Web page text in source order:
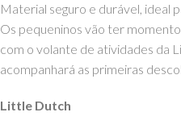
Material seguro e durável, ideal
Os pequeninos vão ter
com o volante de atividades da
acompanhará as primeiras
Little Dutch